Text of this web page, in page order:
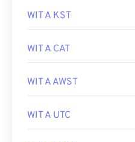
WIT A KST
WIT A CAT
WIT A AWST
WIT A UTC